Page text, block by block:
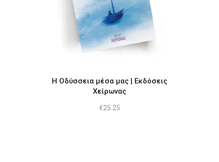
Η Οδύσσεια μέσα μας | Εκδόσεις
Χείρωνας
€25.25